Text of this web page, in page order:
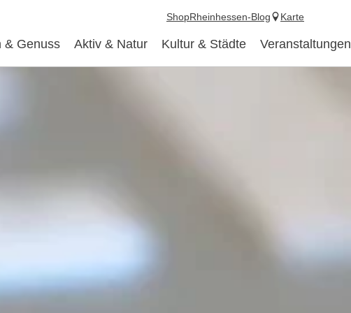
& Genuss Aktiv & Natur Kultur & Städte Veranstaltungen
ShopRheinhessen-Blog Karte